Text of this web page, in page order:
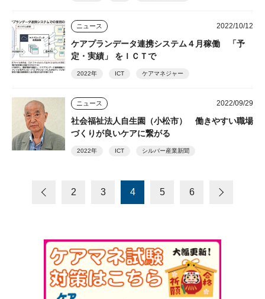
ニュース 2022/10/12
ケアプランデータ連携システム４月稼働 「予
定・実績」 をＩＣＴで
2022年 ICT ケアマネジャー
ニュース 2022/09/29
社会福祉法人自生園（小松市） 働きやすい職場
づくりが良いケアに繋がる
2022年 ICT シルバー産業新聞
2 3 4 5 6